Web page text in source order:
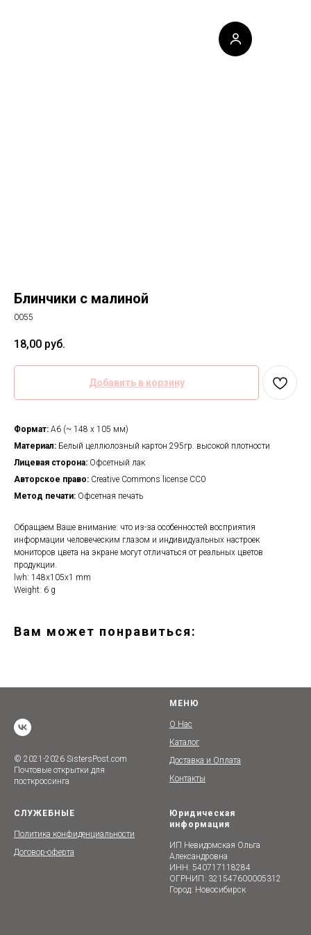
Блинчики с малиной
0055
18,00 руб.
Добавить в корзину
Формат: А6 (~ 148 х 105 мм)
Материал: Белый целлюлозный картон 295гр. высокой плотности
Лицевая сторона: Офсетный лак
Авторское право: Creative Commons license CC0
Метод печати: Офсетная печать
Обращаем Ваше внимание: что из-за особенностей восприятия
информации человеческим глазом и индивидуальных настроек
мониторов цвета на экране могут отличаться от реальных цветов
продукции.
lwh: 148x105x1 mm
Weight: 6 g
Вам может понравиться:
© 2021-2026 SistersPost.com
Почтовые открытки для
посткроссинга
МЕНЮ
О Нас
Каталог
Доставка и Оплата
Контакты
СЛУЖЕБНЫЕ
Политика конфиденциальности
Договор-оферта
Юридическая
информация
ИП Невидомская Ольга
Александровна
ИНН: 540717118284
ОГРНИП: 321547600005312
Город: Новосибирск